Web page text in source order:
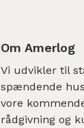
Om Amerlog
Vi udvikler til
spændende
vore
rådgivning og